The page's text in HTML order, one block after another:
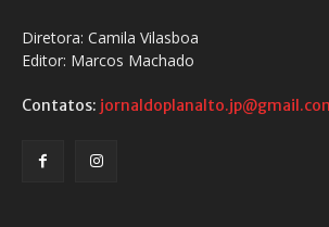
Diretora: Camila Vilasboa
Editor: Marcos Machado
Contatos: